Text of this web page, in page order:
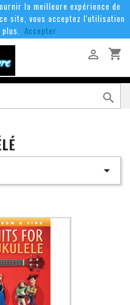
la meilleure expérience de
site, vous acceptez l'utilisation
Accepter
shopping_cart


